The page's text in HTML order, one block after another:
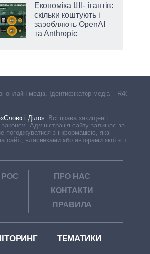
Економіка ШІ-гігантів:
скільки коштують і
заробляють OpenAI
та Anthropic
онлайн-медіа. Ідентифікатор медіа – R40-
«Слово і Діло» Всі права захищені і
Адміністрація сайту залишає за
погоджуватися з інформацією, яка
сайті, власниками або авторами якої є треті
РОС
ПРО НАС
КОНТАКТИ
ПРАВИЛА
ТЕМАТИКИ